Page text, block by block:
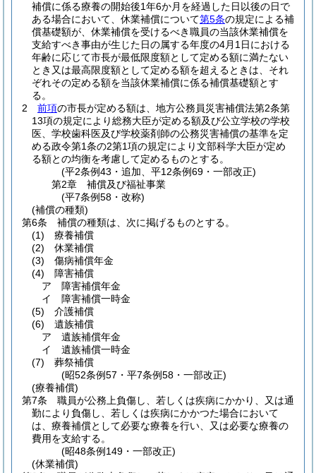
補償に係る療養の開始後1年6か月を経過した日以後の日で
ある場合において、休業補償について第5条の規定による補
償基礎額が、休業補償を受けるべき職員の当該休業補償を
支給すべき事由が生じた日の属する年度の4月1日における
年齢に応じて市長が最低限度額として定める額に満たない
とき又は最高限度額として定める額を超えるときは、それ
ぞれその定める額を当該休業補償に係る補償基礎額とす
る。
2
前項の市長が定める額は、地方公務員災害補償法第2条第
13項の規定により総務大臣が定める額及び公立学校の学校
医、学校歯科医及び学校薬剤師の公務災害補償の基準を定
める政令第1条の2第1項の規定により文部科学大臣が定め
る額との均衡を考慮して定めるものとする。
(平2条例43・追加、平12条例69・一部改正)
第2章
補償及び福祉事業
(平7条例58・改称)
(補償の種類)
第6条
補償の種類は、次に掲げるものとする。
(1)
療養補償
(2)
休業補償
(3)
傷病補償年金
(4)
障害補償
ア
障害補償年金
イ
障害補償一時金
(5)
介護補償
(6)
遺族補償
ア
遺族補償年金
イ
遺族補償一時金
(7)
葬祭補償
(昭52条例57・平7条例58・一部改正)
(療養補償)
第7条
職員が公務上負傷し、若しくは疾病にかかり、又は通
勤により負傷し、若しくは疾病にかかつた場合において
は、療養補償として必要な療養を行い、又は必要な療養の
費用を支給する。
(昭48条例149・一部改正)
(休業補償)